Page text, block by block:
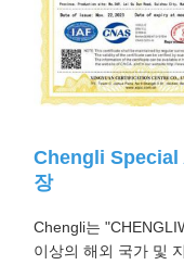
Chengli Special
장
Chengli는
이상의 해외 국가 및